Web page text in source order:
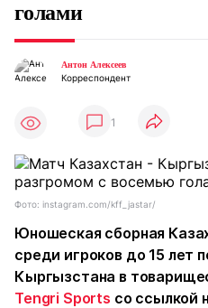
голами
Антон Алексеев
Корреспондент
1
Фото: instagram.com/kff_jastar/
Юношеская сборная
среди игроков до 15 лет
Кыргызстана в
Tengri Sports со ссылкой